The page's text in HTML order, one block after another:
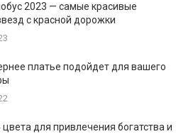
2023 — самые красивые
с красной дорожки
платье подойдет для вашего
для привлечения богатства и